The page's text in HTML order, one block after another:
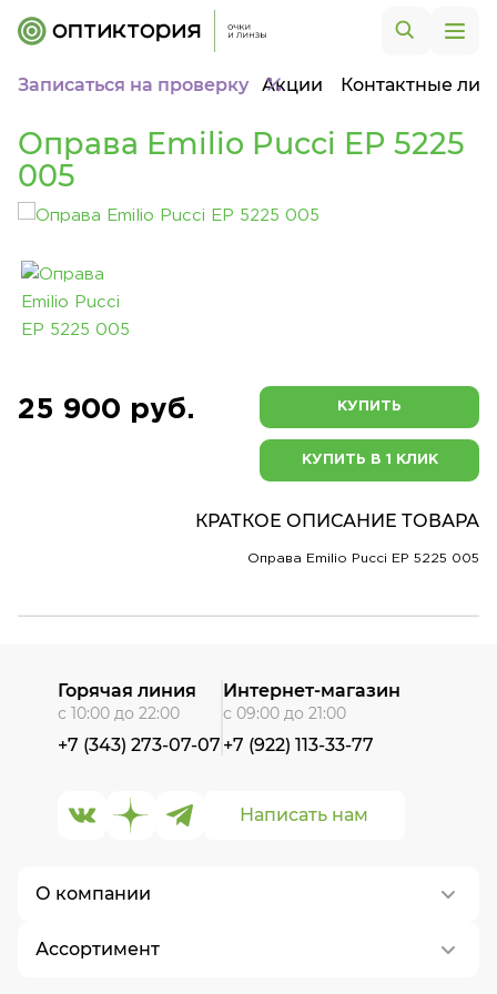
Записаться на проверку Акции Контактные
Оправа Emilio Pucci EP 5225
005
25 900 руб. КУПИТЬ
КУПИТЬ В 1 КЛИК
КРАТКОЕ ОПИСАНИЕ ТОВАРА
Оправа Emilio Pucci EP 5225 005
О компании
О нас
Ассортимент
Написать нам
Горячая линия
с 10:00 до 22:00
+7 (343) 273-07-07
Интернет-магазин
с 09:00 до 21:00
+7 (922) 113-33-77